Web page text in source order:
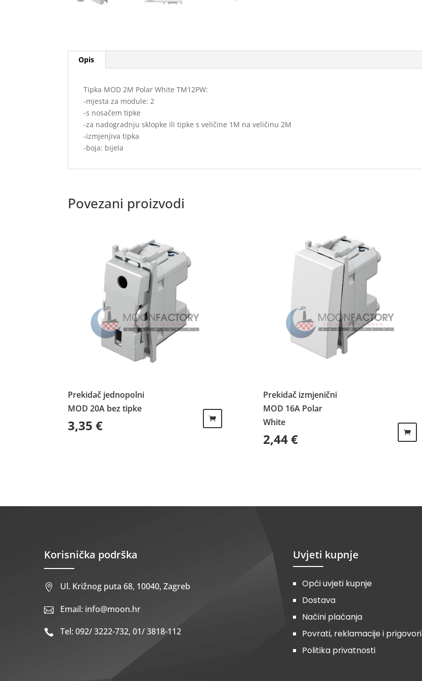
Opis
Tipka MOD 2M Polar White TM12PW:
-mjesta za module: 2
-s nosačem tipke
-za nadogradnju sklopke ili tipke s veličine 1M na veličinu 2M
-izmjenjiva tipka
-boja: bijela
Povezani proizvodi
Prekidač jednopolni
MOD 20A bez tipke
3,35€
Prekidač izmjenični
MOD 16A Polar
White
2,44€
Korisnička podrška
 Ul. Križnog puta 68, 10040, Zagreb
 Email: info@moon.hr
 Tel: 092/ 3222-732, 01/ 3818-112
Uvjeti kupnje
Opći uvjeti kupnje
Dostava
Načini plaćanja
Povrati, reklamacije i prigovori
Politika privatnosti